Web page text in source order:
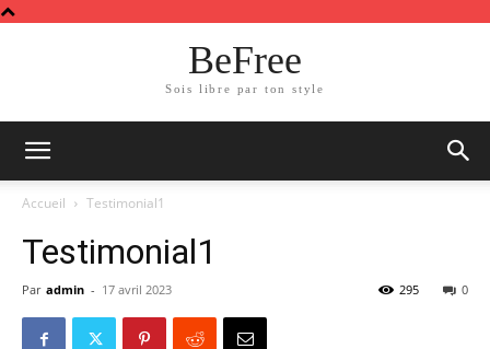
BeFree
Sois libre par ton style
Accueil Testimonial1
Testimonial1
Par admin - 17 avril 2023 0
295